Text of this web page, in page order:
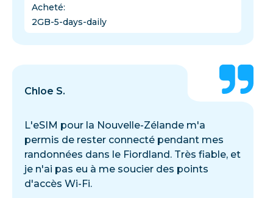
Acheté:
2GB-5-days-daily
Chloe S.
L'eSIM pour la Nouvelle-Zélande m'a
permis de rester connecté pendant mes
randonnées dans le Fiordland. Très fiable, et
je n'ai pas eu à me soucier des points
d'accès Wi-Fi.